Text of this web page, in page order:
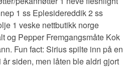
1 ss Eplesidereddik 2 ss
1 veske nettbutikk norge
og Pepper Fremgangsmåte Kok
Fun fact: Sirius spilte inn på en
siden, men låten ble aldri gjort